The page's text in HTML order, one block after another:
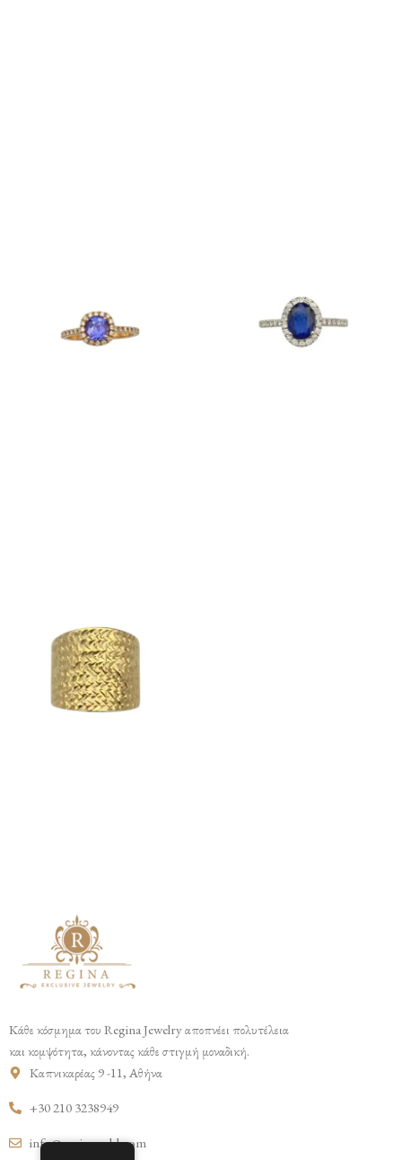
Κάθε κόσμημα του Regina Jewelry αποπνέει πολυτέλεια
και κομψότητα, κάνοντας κάθε στιγμή μοναδική.
Καπνικαρέας 9 -11, Αθήνα
+30 210 3238949
info@reginagold.com